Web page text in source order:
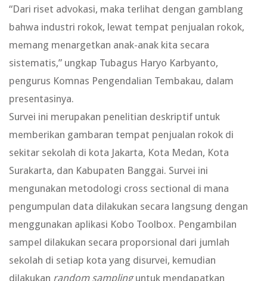
“Dari riset advokasi, maka terlihat dengan gamblang
bahwa industri rokok, lewat tempat penjualan rokok,
memang menargetkan anak-anak kita secara
sistematis,” ungkap Tubagus Haryo Karbyanto,
pengurus Komnas Pengendalian Tembakau, dalam
presentasinya.
Survei ini merupakan penelitian deskriptif untuk
memberikan gambaran tempat penjualan rokok di
sekitar sekolah di kota Jakarta, Kota Medan, Kota
Surakarta, dan Kabupaten Banggai. Survei ini
mengunakan metodologi cross sectional di mana
pengumpulan data dilakukan secara langsung dengan
menggunakan aplikasi Kobo Toolbox. Pengambilan
sampel dilakukan secara proporsional dari jumlah
sekolah di setiap kota yang disurvei, kemudian
dilakukan random samplinguntuk mendapatkan